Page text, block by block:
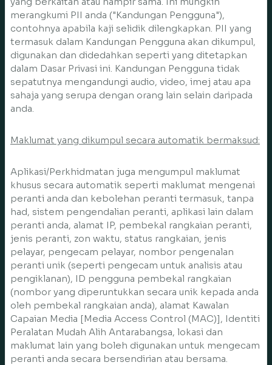
merangkumi PII anda ("Kandungan Pengguna"),
contohnya apabila kaji selidik dilengkapkan. PII yang
termasuk dalam Kandungan Pengguna akan dikumpul,
digunakan dan didedahkan seperti yang ditetapkan
dalam Dasar Privasi ini. Kandungan Pengguna tidak
sepatutnya mengandungi audio, video, imej atau apa
sahaja yang serupa dengan orang lain selain daripada
anda.
Maklumat yang dikumpul secara automatik bermaksud:
Aplikasi/Perkhidmatan juga mengumpul maklumat
khusus secara automatik seperti maklumat mengenai
peranti anda dan kebolehan peranti termasuk, tanpa
had, sistem pengendalian peranti, aplikasi lain dalam
peranti anda, alamat IP, pembekal rangkaian peranti,
jenis peranti, zon waktu, status rangkaian, jenis
pelayar, pengecam pelayar, nombor pengenalan
peranti unik (seperti pengecam untuk analisis atau
pengiklanan), ID pengguna pembekal rangkaian
(nombor yang diperuntukkan secara unik kepada anda
oleh pembekal rangkaian anda), alamat Kawalan
Capaian Media [Media Access Control (MAC)], Identiti
Peralatan Mudah Alih Antarabangsa, lokasi dan
maklumat lain yang boleh digunakan untuk mengecam
peranti anda secara bersendirian atau bersama.